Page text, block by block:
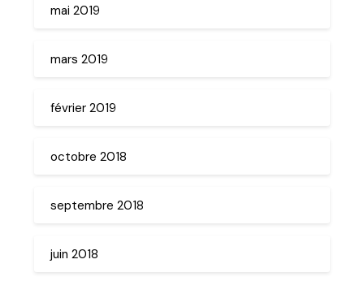
mai 2019
mars 2019
février 2019
octobre 2018
septembre 2018
juin 2018